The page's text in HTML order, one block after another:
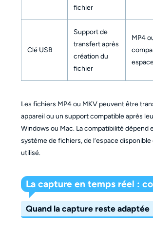
fichier
Clé USB
Support de
transfert après
création du
fichier
MP4
Les fichiers MP4 ou MKV peuvent être
appareil ou un support compatible après
Windows ou Mac. La compatibilité dépend
système de fichiers, de l’espace
utilisé.
La capture en temps réel :
Quand la capture reste adaptée